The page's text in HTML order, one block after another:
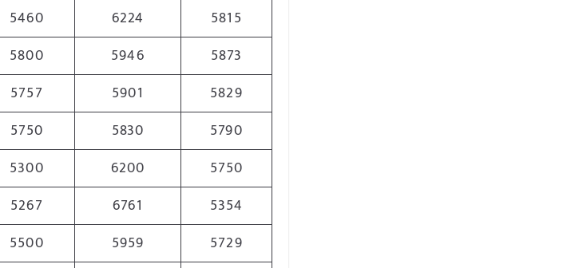
5460 6224
5815
5800 5946
5873
5757 5901
5829
5750 5830
5790
5300 6200
5750
5267 6761
5354
5500 5959
5729